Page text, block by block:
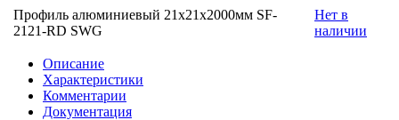
Профиль алюминиевый 21x21х2000мм SF-
2121-RD SWG
Нет в
наличии
Описание
Характеристики
Комментарии
Документация